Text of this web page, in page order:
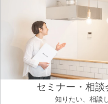
セミナー・相
知りたい、相談